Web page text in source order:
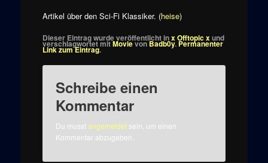
Artikel über den Sci-Fi Klassiker. (heise)
Dieser Eintrag wurde veröffentlicht inx Offtopic xund
verschlagwortet mitMovievonBadb0y.Permanenter
Link zum Eintrag.
Schreibe einen
Kommentar
Du musstangemeldetsein, um einen
Kommentar abzugeben.